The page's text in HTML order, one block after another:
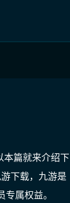
本篇就来介绍下
下载， 九游是
专属权益。